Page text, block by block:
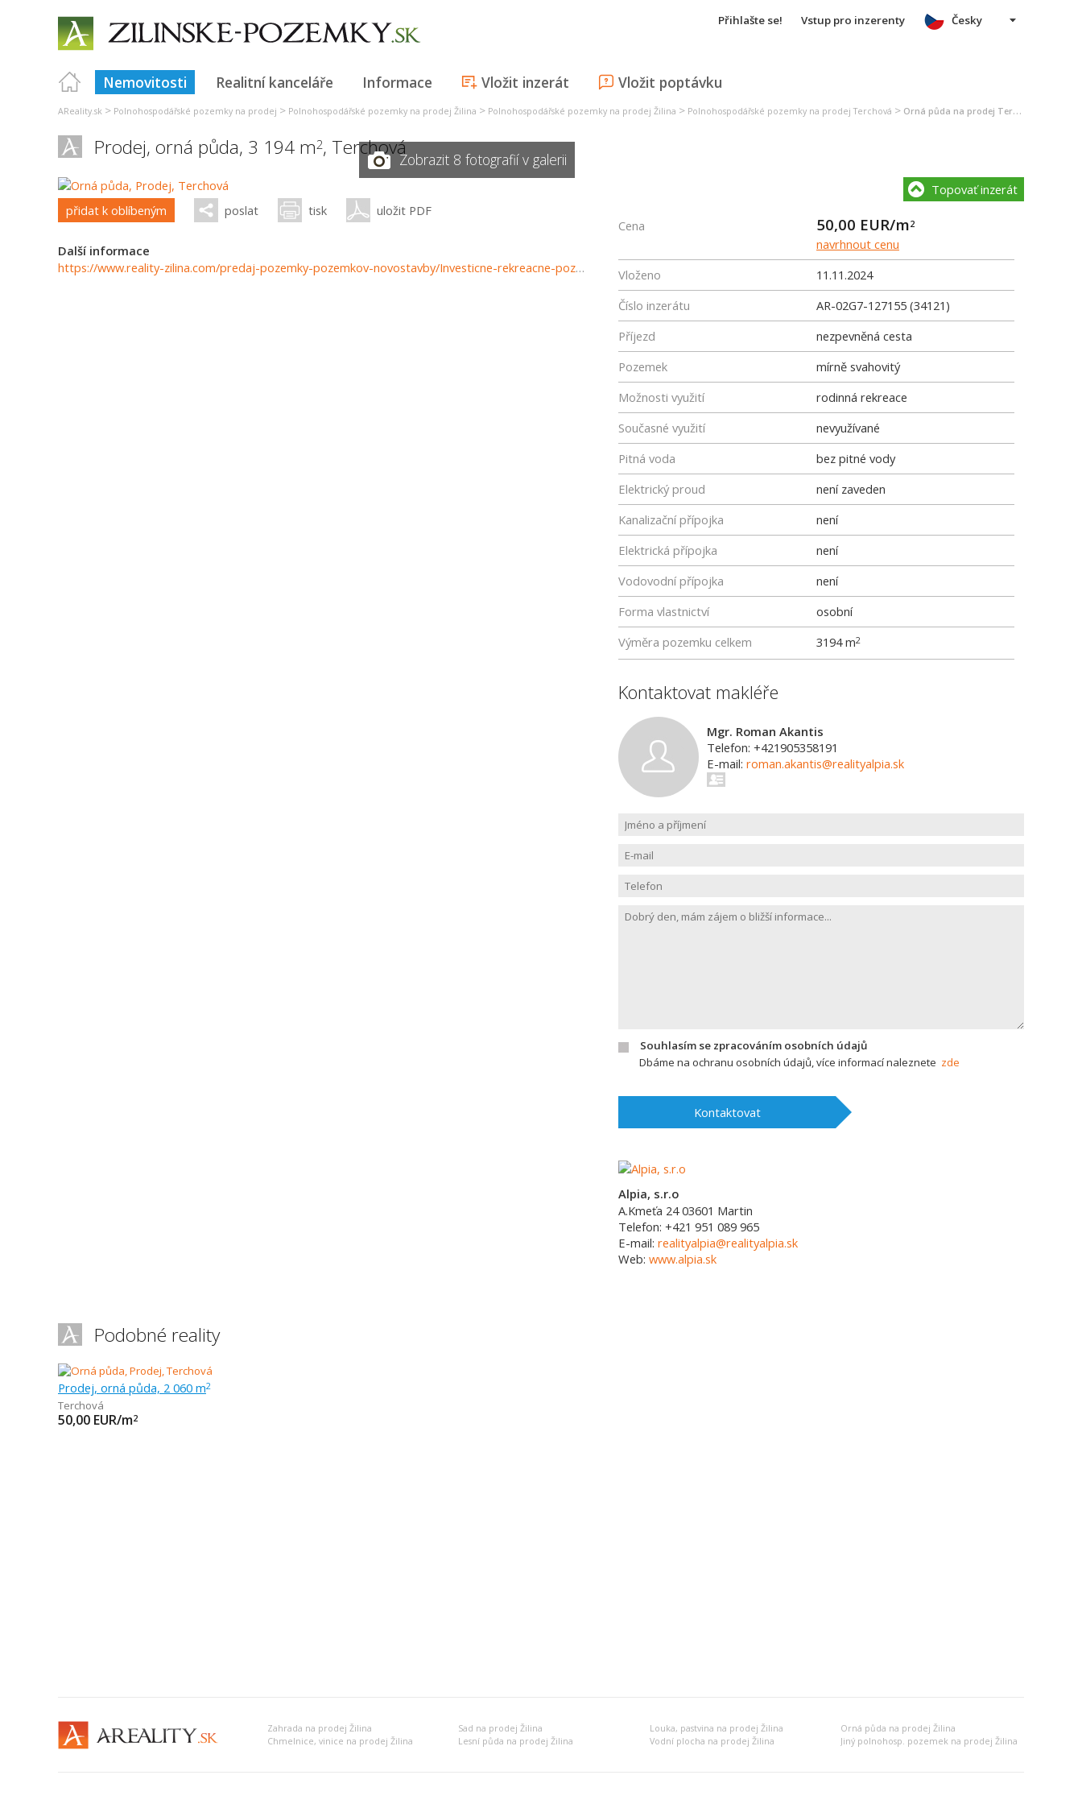
Přihlašte se! Vstup pro inzerenty
Nemovitosti Realitní kanceláře Informace Vložit inzerát Vložit poptávku
Česky
AReality.sk > Polnohospodářské pozemky na prodej > Polnohospodářské pozemky na prodej Žilina > Polnohospodářské pozemky na prodej Žilina > Polnohospodářské pozemky na prodej Terchová > Orná půda na prodej Terchová
Prodej, orná půda, 3 194 m2, TerchováZobrazit 8 fotografií v galerii
přidat k oblíbeným poslat tisk uložit PDF
Další informace
https://www.reality-zilina.com/predaj-pozemky-pozemkov-novostavby/Investicne-rekreacne-pozemky--3194-m2--Terchova-34121/?utm_source=areality&utm_medium=xml&utm_term=34121&utm_content=chalupa&utm_campaign=portaly
Topovať inzerát
Cena 50,00 EUR/m2
navrhnout cenu
Vloženo
11.11.2024
Číslo inzerátu
AR-02G7-127155 (34121)
Příjezd
nezpevněná cesta
Pozemek
mírně svahovitý
Možnosti využití
rodinná rekreace
Současné využití
nevyužívané
Pitná voda
bez pitné vody
Elektrický proud
není zaveden
Kanalizační přípojka
není
Elektrická přípojka
není
Vodovodní přípojka
není
Forma vlastnictví
osobní
Výměra pozemku celkem
3194 m2
Kontaktovat makléře
Mgr. Roman Akantis
Telefon: +421905358191
E-mail: roman.akantis@realityalpia.sk
Souhlasím se zpracováním osobních údajů
Dbáme na ochranu osobních údajů, více informací naleznete zde
Kontaktovat
Alpia, s.r.o
A.Kmeťa 24 03601 Martin
Telefon: +421 951 089 965
E-mail: realityalpia@realityalpia.sk
Web: www.alpia.sk
Podobné reality
Prodej, orná půda, 2 060 m2
Terchová
50,00 EUR/m2
Zahrada na prodej Žilina Sad na prodej Žilina Louka, pastvina na prodej Žilina
Orná půda na prodej Žilina
Chmelnice, vinice na prodej Žilina
Lesní půda na prodej Žilina Vodní plocha na prodej Žilina Jiný polnohosp. pozemek na prodej Žilina